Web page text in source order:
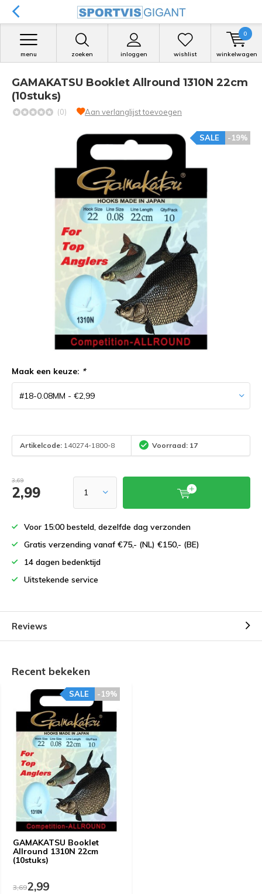
zoeken inloggen
menu wishlist winkelwagen
0
GAMAKATSU Booklet Allround 1310N 22cm
(10stuks)
(0) Aan verlanglijst toevoegen
-19%
SALE
Maak een keuze: *
Artikelcode: 140274-1800-8 Voorraad: 17
3,69
2,99
Voor 15:00 besteld, dezelfde dag verzonden
Gratis verzending vanaf €75,- (NL) €150,- (BE)
14 dagen bedenktijd
Uitstekende service
Reviews
Recent bekeken
GAMAKATSU Booklet
Allround 1310N 22cm
(10stuks)
-19%
SALE
3,692,99